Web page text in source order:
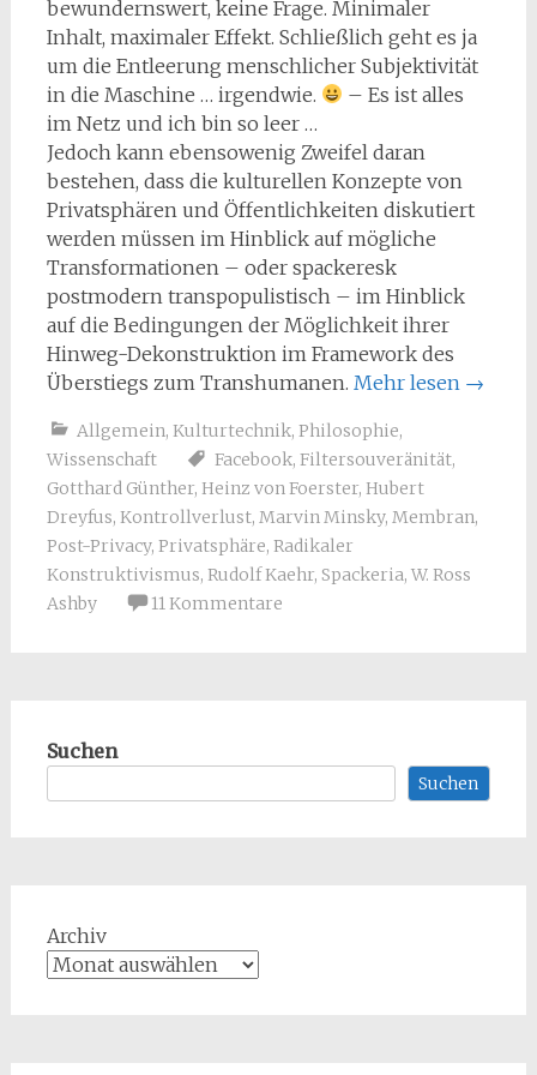
bewundernswert, keine Frage. Minimaler
Inhalt, maximaler Effekt. Schließlich geht es ja
um die Entleerung menschlicher Subjektivität
in die Maschine … irgendwie.
– Es ist alles
im Netz und ich bin so leer …
Jedoch kann ebensowenig Zweifel daran
bestehen, dass die kulturellen Konzepte von
Privatsphären und Öffentlichkeiten diskutiert
werden müssen im Hinblick auf mögliche
Transformationen – oder spackeresk
postmodern transpopulistisch – im Hinblick
auf die Bedingungen der Möglichkeit ihrer
Hinweg-Dekonstruktion im Framework des
Überstiegs zum Transhumanen. Mehr lesen →
Allgemein, Kulturtechnik, Philosophie,
Wissenschaft
Facebook, Filtersouveränität,
Gotthard Günther, Heinz von Foerster, Hubert
Dreyfus, Kontrollverlust, Marvin Minsky, Membran,
Post-Privacy, Privatsphäre, Radikaler
Konstruktivismus, Rudolf Kaehr, Spackeria, W. Ross
Ashby
11 Kommentare
Suchen
Suchen
Archiv